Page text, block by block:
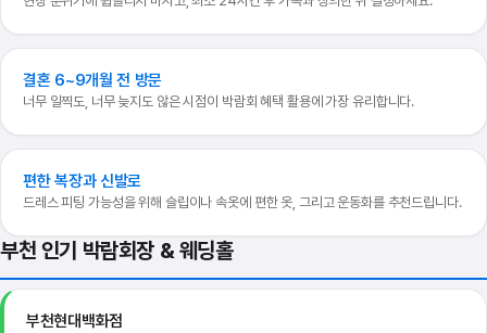
결혼 6~9개월 전 방문
너무 일찍도, 너무 늦지도 않은 시점이 박람회 혜택 활용에 가장 유리합니다.
편한 복장과 신발로
드레스 피팅 가능성을 위해 슬립이나 속옷에 편한 옷, 그리고 운동화를 추천드립니다.
부천 인기 박람회장 & 웨딩홀
부천현대백화점